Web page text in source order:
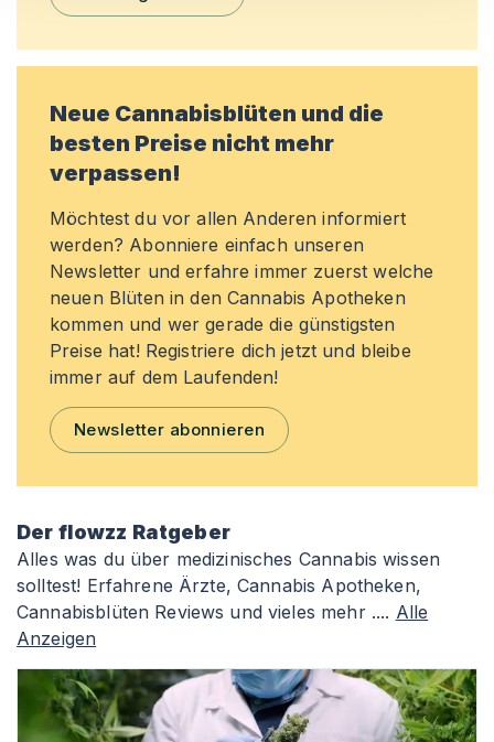
Neue Cannabisblüten und die
besten Preise nicht mehr
verpassen!
Möchtest du vor allen Anderen informiert
werden? Abonniere einfach unseren
Newsletter und erfahre immer zuerst welche
neuen Blüten in den Cannabis Apotheken
kommen und wer gerade die günstigsten
Preise hat! Registriere dich jetzt und bleibe
immer auf dem Laufenden!
Newsletter abonnieren
Der flowzz Ratgeber
Alles was du über medizinisches Cannabis wissen
solltest! Erfahrene Ärzte, Cannabis Apotheken,
Cannabisblüten Reviews und vieles mehr .... Alle
Anzeigen